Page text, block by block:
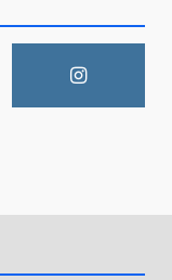
de la
DE LA